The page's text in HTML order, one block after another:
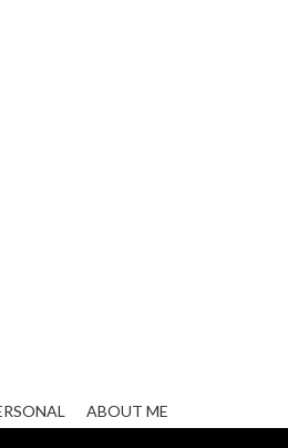
ABOUT ME